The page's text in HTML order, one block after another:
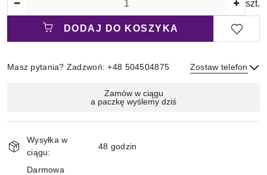
szt.
DODAJ DO KOSZYKA
Masz pytania? Zadzwoń: +48 504504875 Zostaw telefon
Wyślij
dostawa
Zamów w ciągu
a paczkę wyślemy dziś
Wysyłka w
ciągu:
48 godzin
Darmowa